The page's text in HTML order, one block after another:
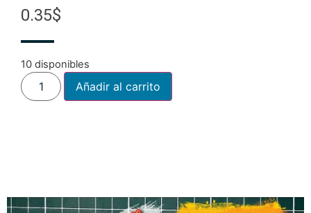
0.35$
10 disponibles
Añadir al carrito